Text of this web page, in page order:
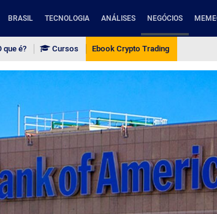
BRASIL TECNOLOGIA ANÁLISES NEGÓCIOS
que é? Cursos Ebook Crypto Trading